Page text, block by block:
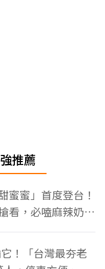
推薦
蜜蜜」首度登台！
看，必嗑麻辣奶油
！「台灣最夯老